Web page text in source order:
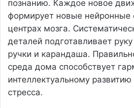
познанию. Каждое новое
формирует новые нейронные
центрах мозга.
деталей подготавливает
ручки и карандаша.
среда дома способствует
интеллектуальному
стресса.